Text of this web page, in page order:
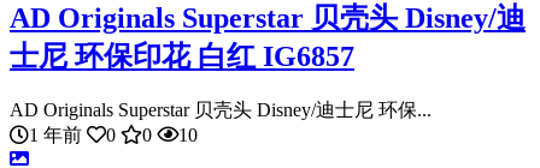
AD Originals Superstar 贝壳头 Disney/迪
士尼 环保印花 白红 IG6857
AD Originals Superstar 贝壳头 Disney/迪士尼 环保...
1 年前
0 0 10